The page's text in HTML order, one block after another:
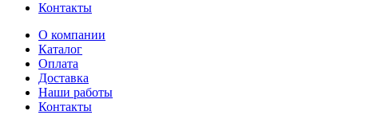
Контакты
О компании
Каталог
Оплата
Доставка
Наши работы
Контакты